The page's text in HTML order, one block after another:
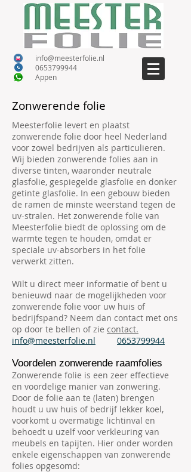
info@meesterfolie.nl
0653799944
Appen
Zonwerende folie
Meesterfolie levert en plaatst
zonwerende folie door heel Nederland
voor zowel bedrijven als particulieren.
Wij bieden zonwerende folies aan in
diverse tinten, waaronder neutrale
glasfolie, gespiegelde glasfolie en donker
getinte glasfolie. In een gebouw bieden
de ramen de minste weerstand tegen de
uv-stralen. Het zonwerende folie van
Meesterfolie biedt de oplossing om de
warmte tegen te houden, omdat er
speciale uv-absorbers in het folie
verwerkt zitten.
Wilt u direct meer informatie of bent u
benieuwd naar de mogelijkheden voor
zonwerende folie voor uw huis of
bedrijfspand? Neem dan contact met ons
op door te bellen of zie contact.
info@meesterfolie.nl
0653799944
Voordelen zonwerende raamfolies
Zonwerende folie is een zeer effectieve
en voordelige manier van zonwering.
Door de folie aan te (laten) brengen
houdt u uw huis of bedrijf lekker koel,
voorkomt u overmatige lichtinval en
behoedt u uzelf voor verkleuring van
meubels en tapijten. Hier onder worden
enkele eigenschappen van zonwerende
folies opgesomd: